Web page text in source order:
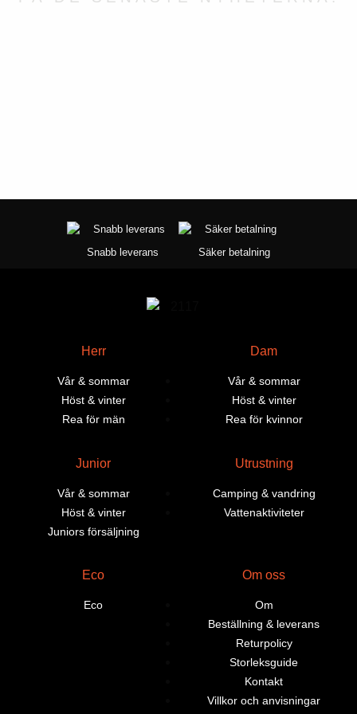
Snabb leverans Säker betalning
Herr
Vår & sommar
Höst & vinter
Rea för män
Dam
Vår & sommar
Höst & vinter
Rea för kvinnor
Junior
Vår & sommar
Höst & vinter
Juniors försäljning
Utrustning
Camping & vandring
Vattenaktiviteter
Eco
Eco
Om oss
Om
Beställning & leverans
Returpolicy
Storleksguide
Kontakt
Villkor och anvisningar